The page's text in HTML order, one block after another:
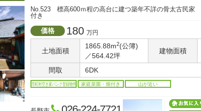
No.523 標高600ｍ程の高台に建つ築年不詳の骨太古民家
付き
価格 180 万円
土地面積
1865.88m2(公簿)
／564.42坪
建物面積
間取
6DK
市町村空き家バンク登録物件 家庭菜園・畑付き 山が近い